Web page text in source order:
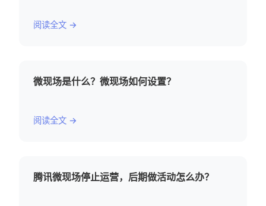
阅读全文 →
微现场是什么？微现场如何设置？
阅读全文 →
腾讯微现场停止运营，后期做活动怎么办？